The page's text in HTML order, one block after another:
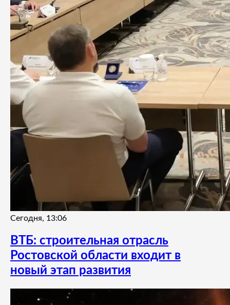
Сегодня, 13:06
ВТБ: строительная отрасль
Ростовской области входит в
новый этап развития